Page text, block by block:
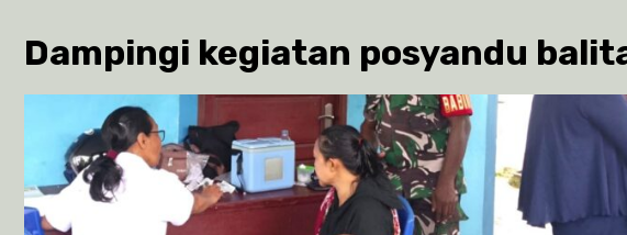
Dampingi kegiatan posyandu